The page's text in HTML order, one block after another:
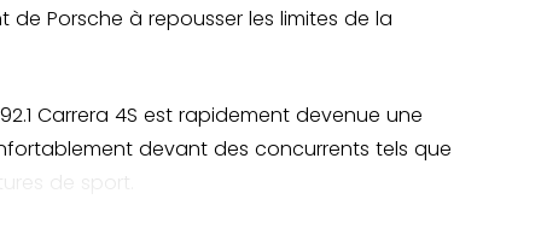
Porsche à repousser les limites de la
Carrera 4S est rapidement devenue une
devant des concurrents tels que
de sport.